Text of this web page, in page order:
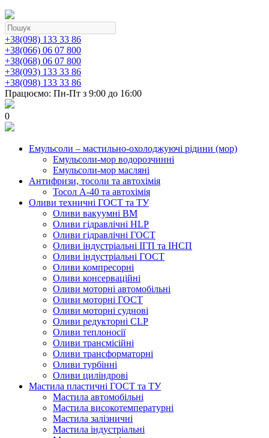
+38(098) 133 33 86
+38(066) 06 07 800
+38(068) 06 07 800
+38(093) 133 33 86
+38(098) 133 33 86
Працюємо: Пн-Пт з 9:00 до 16:00
0
Емульсоли – мастильно-охолоджуючі рідини (мор)
Емульсоли-мор водорозчинні
Емульсоли-мор масляні
Антифризи, тосоли та автохімія
Тосол А-40 та автохімія
Оливи техничні ГОСТ та ТУ
Оливи вакуумні ВМ
Оливи гідравлічні HLP
Оливи гідравлічні ГОСТ
Оливи індустріальні ІГП та ІНСП
Оливи індустріальні ГОСТ
Оливи компресорні
Оливи консерваційні
Оливи моторні автомобільні
Оливи моторні ГОСТ
Оливи моторні суднові
Оливи редукторні CLP
Оливи теплоносії
Оливи трансмісійні
Оливи трансформаторні
Оливи турбінні
Оливи циліндрові
Мастила пластичні ГОСТ та ТУ
Мастила автомобільні
Мастила високотемпературні
Мастила залізничні
Мастила індустріальні